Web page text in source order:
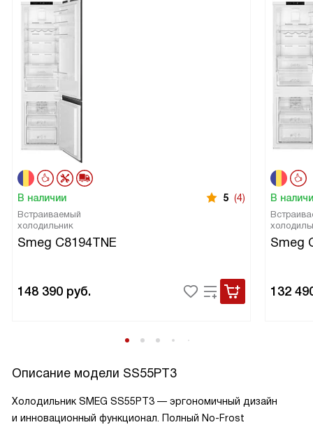
В наличии 5 (4)
Встраиваемый
холодильник
Smeg C8194TNE
148 390 руб.
В
Smeg
132
Описание модели SS55PT3
Холодильник SMEG SS55PT3 — эргономичный дизайн
и инновационный функционал. Полный No-Frost